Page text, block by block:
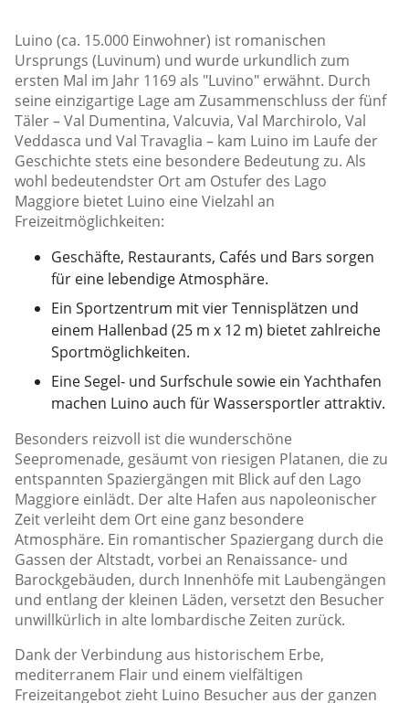
Luino (ca. 15.000 Einwohner) ist romanischen
Ursprungs (Luvinum) und wurde urkundlich zum
ersten Mal im Jahr 1169 als "Luvino" erwähnt. Durch
seine einzigartige Lage am Zusammenschluss der fünf
Täler – Val Dumentina, Valcuvia, Val Marchirolo, Val
Veddasca und Val Travaglia – kam Luino im Laufe der
Geschichte stets eine besondere Bedeutung zu. Als
wohl bedeutendster Ort am Ostufer des Lago
Maggiore bietet Luino eine Vielzahl an
Freizeitmöglichkeiten:
Geschäfte, Restaurants, Cafés und Bars sorgen
für eine lebendige Atmosphäre.
Ein Sportzentrum mit vier Tennisplätzen und
einem Hallenbad (25 m x 12 m) bietet zahlreiche
Sportmöglichkeiten.
Eine Segel- und Surfschule sowie ein Yachthafen
machen Luino auch für Wassersportler attraktiv.
Besonders reizvoll ist die wunderschöne
Seepromenade, gesäumt von riesigen Platanen, die zu
entspannten Spaziergängen mit Blick auf den Lago
Maggiore einlädt. Der alte Hafen aus napoleonischer
Zeit verleiht dem Ort eine ganz besondere
Atmosphäre. Ein romantischer Spaziergang durch die
Gassen der Altstadt, vorbei an Renaissance- und
Barockgebäuden, durch Innenhöfe mit Laubengängen
und entlang der kleinen Läden, versetzt den Besucher
unwillkürlich in alte lombardische Zeiten zurück.
Dank der Verbindung aus historischem Erbe,
mediterranem Flair und einem vielfältigen
Freizeitangebot zieht Luino Besucher aus der ganzen